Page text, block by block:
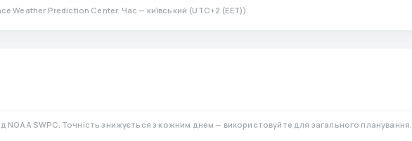
Weather Prediction Center. Час — київський (UTC+2 (EET)).
NOAA SWPC. Точність знижується з кожним днем — використовуйте для загального планування.